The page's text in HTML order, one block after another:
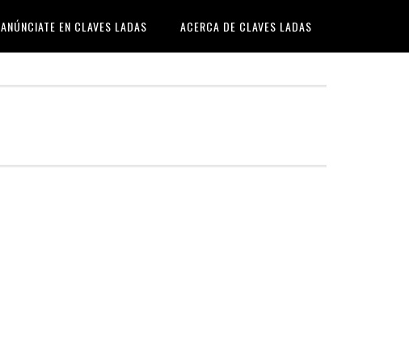
ANÚNCIATE EN CLAVES LADAS ACERCA DE CLAVES LADAS